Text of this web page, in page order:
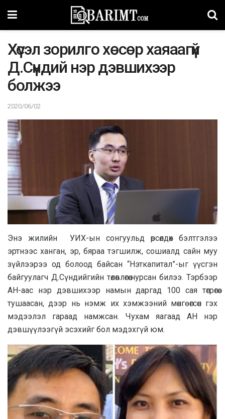
Xүсэл зорилго хөсөр хаяаагүй
Д.Сүндий нэр дэвшихээр
болжээ
2020/06/02
Энэ жилийн УИХ-ын сонгуульд өрсөлдөх бэлтгэлээ
эртнээс ханган, эр, бяраа тэгшилж, сошиалд сайн муу
зүйлээрээ од болоод байсан “Нэткапитал”-ыг үүсгэн
байгуулагч Д.Сүндийгийн төлөвлөгөө нурсан билээ. Тэрбээр
АН-аас нэр дэвшихээр намын даргад 100 сая төгрөгөө
тушаасан, дээр нь нэмж их хэмжээний мөнгө өгсөн гэх
мэдээлэл гараад намжсан. Чухам яагаад АН нэр
дэвшүүлээгүй эсэхийг бол мэдэхгүй юм.